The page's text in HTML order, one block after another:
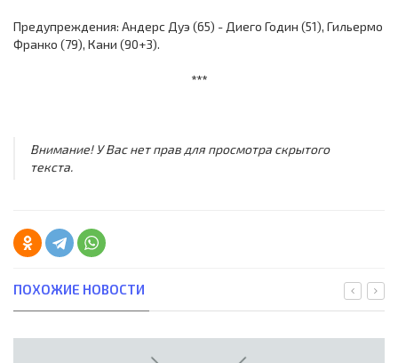
Предупреждения: Андерс Дуэ (65) - Диего Годин (51), Гильермо
Франко (79), Кани (90+3).
***
Внимание! У Вас нет прав для просмотра скрытого
текста.
ПОХОЖИЕ НОВОСТИ